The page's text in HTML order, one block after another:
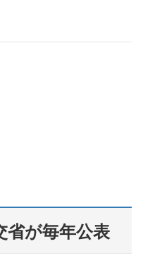
省が毎年公表